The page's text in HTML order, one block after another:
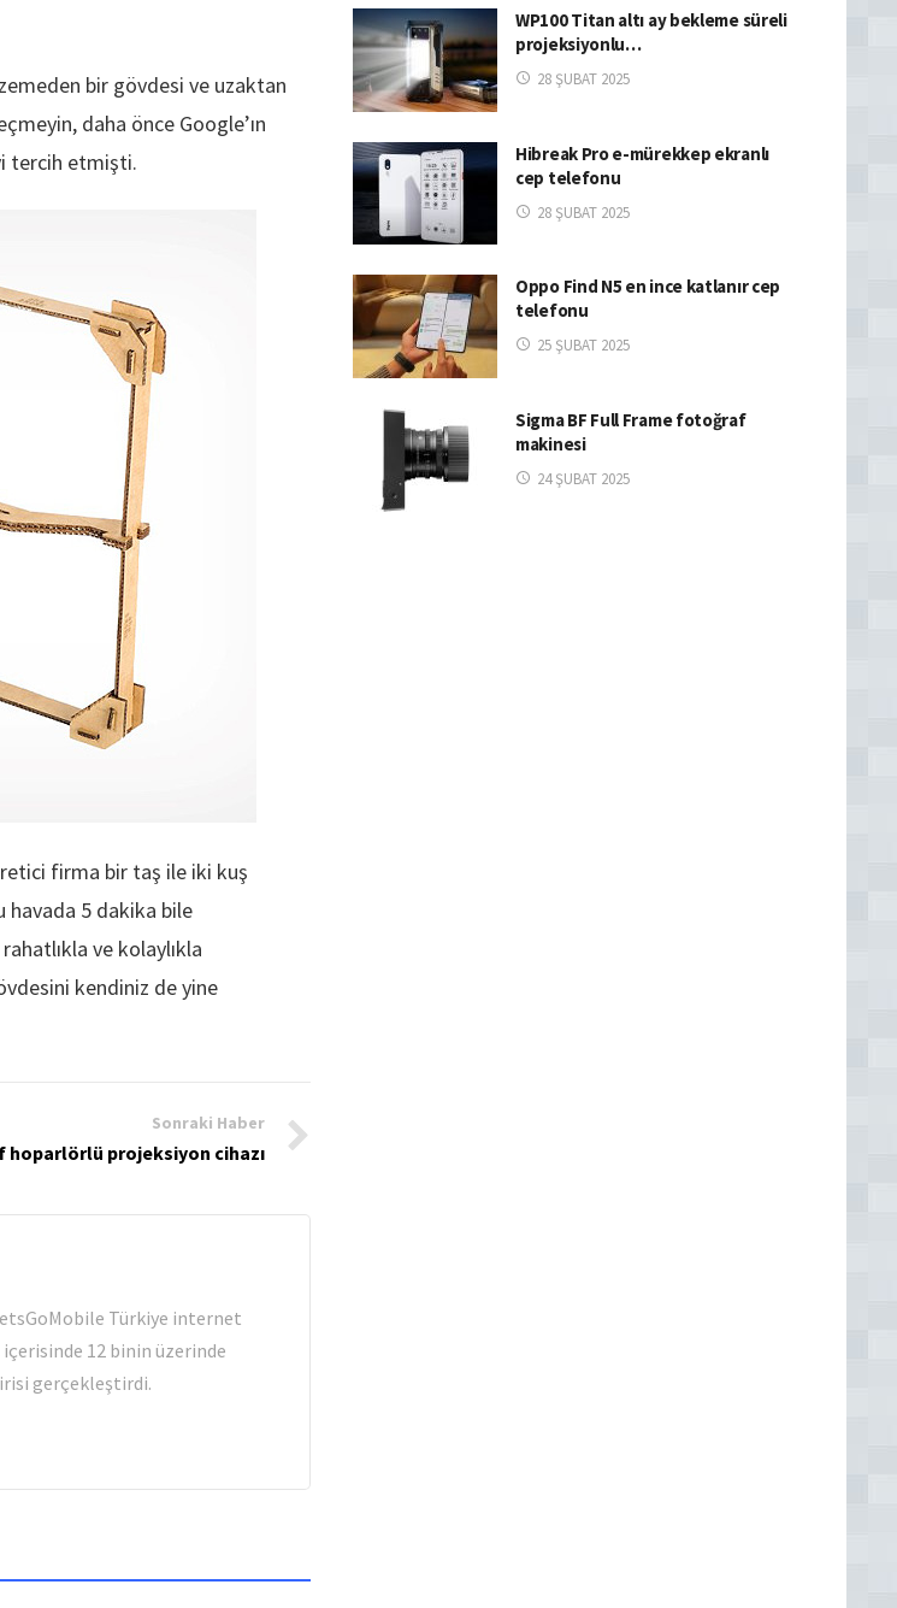
bir gövdesi ve uzaktan
daha önce Google’ın
tercih etmişti.
firma bir taş ile iki kuş
havada 5 dakika bile
ve kolaylıkla
kendiniz de yine
Sonraki Haber
projeksiyon cihazı
Türkiye internet
12 binin üzerinde
gerçekleştirdi.
WP100 Titan altı ay bekleme süreli
projeksiyonlu…
28 ŞUBAT 2025
Hibreak Pro e-mürekkep ekranlı
cep telefonu
28 ŞUBAT 2025
Oppo Find N5 en ince katlanır cep
telefonu
25 ŞUBAT 2025
Sigma BF Full Frame fotoğraf
makinesi
24 ŞUBAT 2025